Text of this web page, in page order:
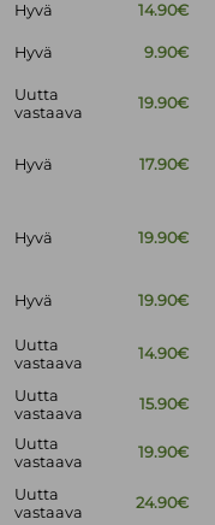
Hyvä
14.90€
Hyvä 9.90€
Uutta
vastaava
19.90€
Hyvä 17.90€
Hyvä 19.90€
Hyvä 19.90€
Uutta
vastaava
14.90€
Uutta
vastaava
15.90€
Uutta
vastaava
19.90€
Uutta
vastaava
24.90€